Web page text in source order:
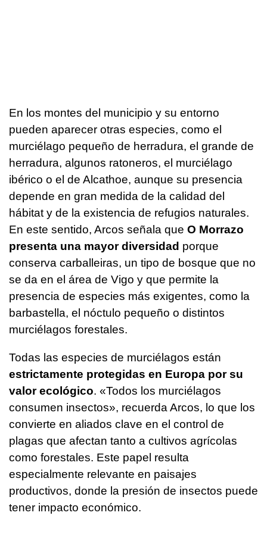
En los montes del municipio y su entorno
pueden aparecer otras especies, como el
murciélago pequeño de herradura, el grande de
herradura, algunos ratoneros, el murciélago
ibérico o el de Alcathoe, aunque su presencia
depende en gran medida de la calidad del
hábitat y de la existencia de refugios naturales.
En este sentido, Arcos señala que O Morrazo
presenta una mayor diversidad porque
conserva carballeiras, un tipo de bosque que no
se da en el área de Vigo y que permite la
presencia de especies más exigentes, como la
barbastella, el nóctulo pequeño o distintos
murciélagos forestales.
Todas las especies de murciélagos están
estrictamente protegidas en Europa por su
valor ecológico. «Todos los murciélagos
consumen insectos», recuerda Arcos, lo que los
convierte en aliados clave en el control de
plagas que afectan tanto a cultivos agrícolas
como forestales. Este papel resulta
especialmente relevante en paisajes
productivos, donde la presión de insectos puede
tener impacto económico.